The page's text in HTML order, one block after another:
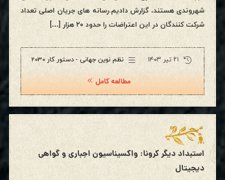
شهروندی هستند، گزارش دادیم.رسانه های جریان اصلی تعداد
شرکت کنندگان در این اعتراضات را حدود ۲۰ هزار […]
۲۱ تیر ۱۴۰۳ نظم نوین جهانی - دستور کار 2030
مطالعه کامل
استبداد دیگر کرونا: واکسیناسیون اجباری و گواهی
دیجیتال